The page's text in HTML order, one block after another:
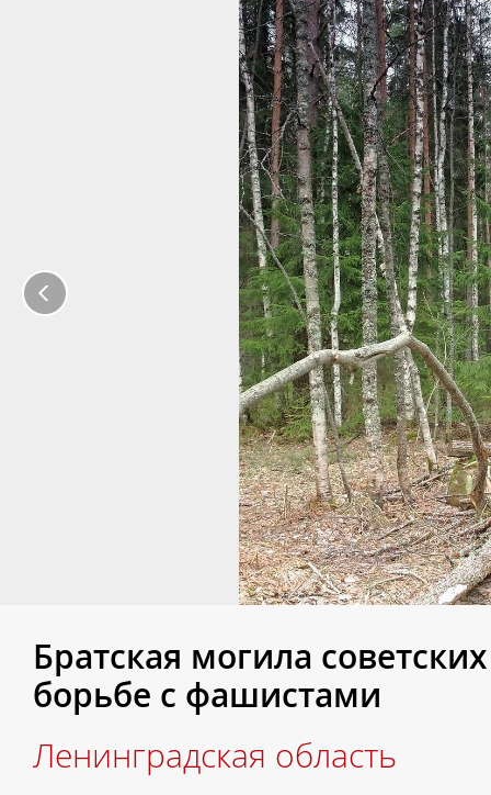
Братская могила
борьбе с фашистами
Ленинградская область